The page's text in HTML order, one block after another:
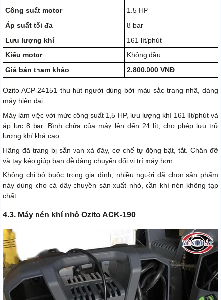
Công suất motor
1.5 HP
Áp suất tối đa
8 bar
Lưu lượng khí
161 lít/phút
Kiểu motor
Không dầu
Giá bán tham khảo
2.800.000 VNĐ
Ozito ACP-24151 thu hút người dùng bởi màu sắc trang nhã, dáng
máy hiện đại.
Máy làm việc với mức công suất 1,5 HP, lưu lượng khí 161 lít/phút và
áp lực 8 bar. Bình chứa của máy lên đến 24 lít, cho phép lưu trữ
lượng khí khá cao.
Hãng đã trang bị sẵn van xả đáy, cơ chế tự động bật, tắt. Chân đỡ
và tay kéo giúp bạn dễ dàng chuyển đổi vị trí máy hơn.
Không chỉ bó buộc trong gia đình, nhiều người đã chọn sản phẩm
này dùng cho cả dây chuyền sản xuất nhỏ, cần khí nén không tạp
chất.
4.3. Máy nén khí nhỏ Ozito ACK-190